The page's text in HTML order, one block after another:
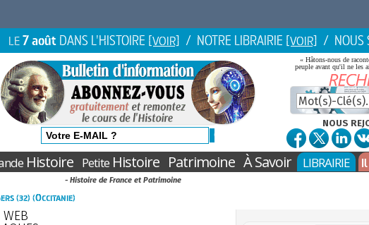
LE7 août DANS L'HISTOIRE [VOIR] / NOTRE LIBRAIRIE [VOIR] / NOUS
« Hâtons-nous de
peuple avant qu'il ne les
NOUS
Histoire PetiteHistoire Patrimoine À Savoir LIBRAIRIE
- Histoire de France et Patrimoine
(32) (Occitanie)
WEB